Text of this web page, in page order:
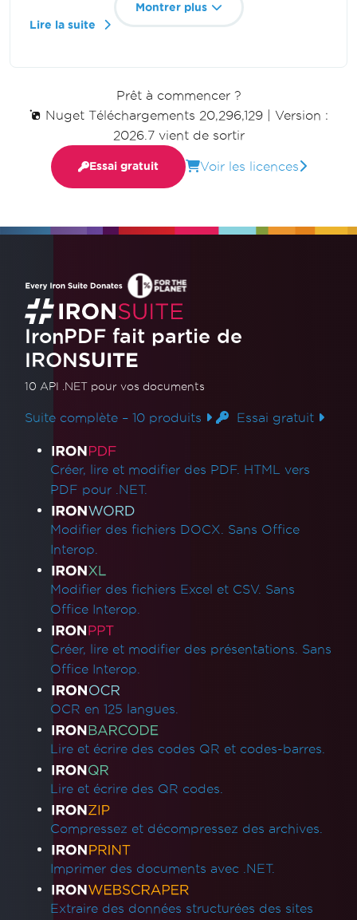
utilisateurs puissent les voir dans un nouvel
Lire la suite
Montrer plus
Prêt à commencer ?
Nuget Téléchargements 20,296,129
Version :
2026.7 vient de sortir
Essai gratuit Voir les licences
IronPDF fait partie de
IRONSUITE
10 API .NET pour vos documents
Suite complète – 10 produits Essai gratuit
Liens des produits
Créer, lire et modifier des PDF. HTML vers
PDF pour .NET.
Modifier des fichiers DOCX. Sans Office
Interop.
Modifier des fichiers Excel et CSV. Sans
Office Interop.
Créer, lire et modifier des présentations. Sans
Office Interop.
OCR en 125 langues.
Lire et écrire des codes QR et codes-barres.
Lire et écrire des QR codes.
Compressez et décompressez des archives.
Imprimer des documents avec .NET.
Extraire des données structurées des sites